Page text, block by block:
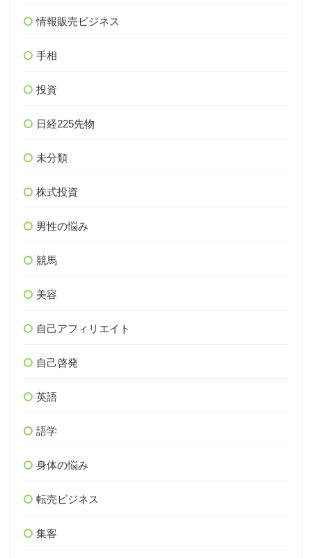
情報販売ビジネス
手相
投資
日経225先物
未分類
株式投資
男性の悩み
競馬
美容
自己アフィリエイト
自己啓発
英語
語学
身体の悩み
転売ビジネス
集客